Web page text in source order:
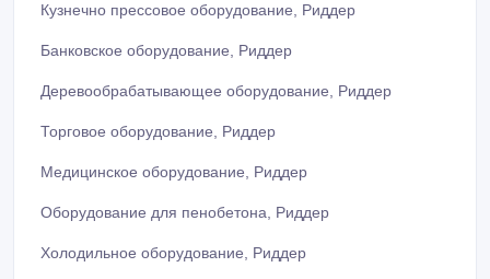
Кузнечно прессовое оборудование, Риддер
Банковское оборудование, Риддер
Деревообрабатывающее оборудование, Риддер
Торговое оборудование, Риддер
Медицинское оборудование, Риддер
Оборудование для пенобетона, Риддер
Холодильное оборудование, Риддер